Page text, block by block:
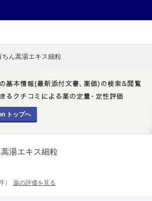
ん蒿湯エキス細粒
トップへ
湯エキス細粒
） 薬の評価を見る